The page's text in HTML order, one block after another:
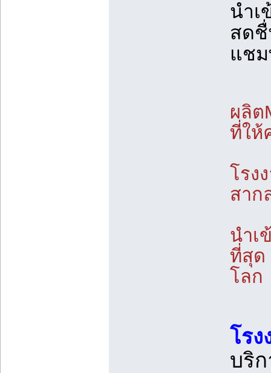
นำเ
สด
แช
ผลิต
ที่ให้
โรง
สาก
นำเ
ที่สุด
โลก
โร
บริ